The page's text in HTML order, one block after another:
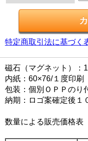
特定商取引法に基づく
磁石（マグネット）：
内紙：60×76/１度印刷
包装：個別ＯＰＰのり
納期：ロゴ案確定後１
数量による販売価格表